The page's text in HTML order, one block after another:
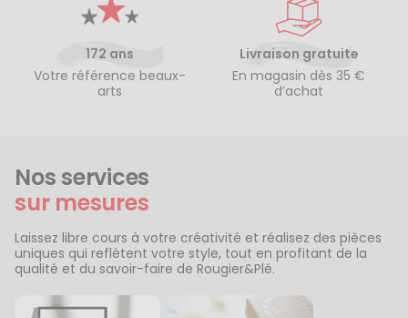
172 ans
Votre référence beaux-
arts
Livraison gratuite
En magasin dès 35 €
d’achat
Nos services
sur mesures
Laissez libre cours à votre créativité et réalisez des pièces
uniques qui reflètent votre style, tout en profitant de la
qualité et du savoir-faire de Rougier&Plé.